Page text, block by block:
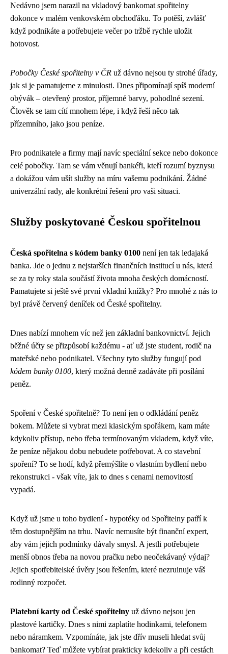
Nedávno jsem narazil na vkladový bankomat spořitelny
dokonce v malém venkovském obchoďáku. To potěší, zvlášť
když podnikáte a potřebujete večer po tržbě rychle uložit
hotovost.
Pobočky České spořitelny v ČR už dávno nejsou ty strohé úřady,
jak si je pamatujeme z minulosti. Dnes připomínají spíš moderní
obývák – otevřený prostor, příjemné barvy, pohodlné sezení.
Člověk se tam cítí mnohem lépe, i když řeší něco tak
přízemního, jako jsou peníze.
Pro podnikatele a firmy mají navíc speciální sekce nebo dokonce
celé pobočky. Tam se vám věnují bankéři, kteří rozumí byznysu
a dokážou vám ušít služby na míru vašemu podnikání. Žádné
univerzální rady, ale konkrétní řešení pro vaši situaci.
Služby poskytované Českou spořitelnou
Česká spořitelna s kódem banky 0100 není jen tak ledajaká
banka. Jde o jednu z nejstarších finančních institucí u nás, která
se za ty roky stala součástí života mnoha českých domácností.
Pamatujete si ještě své první vkladní knížky? Pro mnohé z nás to
byl právě červený deníček od České spořitelny.
Dnes nabízí mnohem víc než jen základní bankovnictví. Jejich
běžné účty se přizpůsobí každému - ať už jste student, rodič na
mateřské nebo podnikatel. Všechny tyto služby fungují pod
kódem banky 0100, který možná denně zadáváte při posílání
peněz.
Spoření v České spořitelně? To není jen o odkládání peněz
bokem. Můžete si vybrat mezi klasickým spořákem, kam máte
kdykoliv přístup, nebo třeba termínovaným vkladem, když víte,
že peníze nějakou dobu nebudete potřebovat. A co stavební
spoření? To se hodí, když přemýšlíte o vlastním bydlení nebo
rekonstrukci - však víte, jak to dnes s cenami nemovitostí
vypadá.
Když už jsme u toho bydlení - hypotéky od Spořitelny patří k
těm dostupnějším na trhu. Navíc nemusíte být finanční expert,
aby vám jejich podmínky dávaly smysl. A jestli potřebujete
menší obnos třeba na novou pračku nebo neočekávaný výdaj?
Jejich spotřebitelské úvěry jsou řešením, které nezruinuje váš
rodinný rozpočet.
Platební karty od České spořitelny už dávno nejsou jen
plastové kartičky. Dnes s nimi zaplatíte hodinkami, telefonem
nebo náramkem. Vzpomínáte, jak jste dřív museli hledat svůj
bankomat? Teď můžete vybírat prakticky kdekoliv a při cestách